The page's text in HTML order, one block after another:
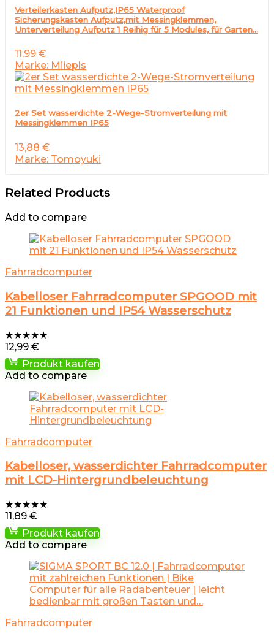
Verteilerkasten Aufputz,IP65 Waterproof
Sicherungskasten Aufputz,mit Messingklemmen,
Unterverteilung Aufputz 1 Reihig für 5 Modules, für Garten…
11,99 €
Marke: Miiepls
2er Set wasserdichte 2-Wege-Stromverteilung mit
Messingklemmen IP65
13,88 €
Marke: Tomoyuki
Related Products
Add to compare
Fahrradcomputer
Kabelloser Fahrradcomputer SPGOOD mit
21 Funktionen und IP54 Wasserschutz
★★★★★
12,99 €
Produkt kaufen
Add to compare
Fahrradcomputer
Kabelloser, wasserdichter Fahrradcomputer
mit LCD-Hintergrundbeleuchtung
★★★★★
11,89 €
Produkt kaufen
Add to compare
Fahrradcomputer